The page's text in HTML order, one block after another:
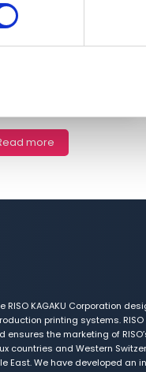
confidence, the
Classic Blue
on our desire of
more
RISO KAGAKU Corporation
printing systems. RISO
ensures the marketing of
countries and Western
East. We have developed an